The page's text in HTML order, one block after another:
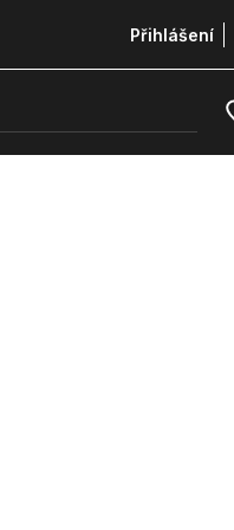
Přihlášení